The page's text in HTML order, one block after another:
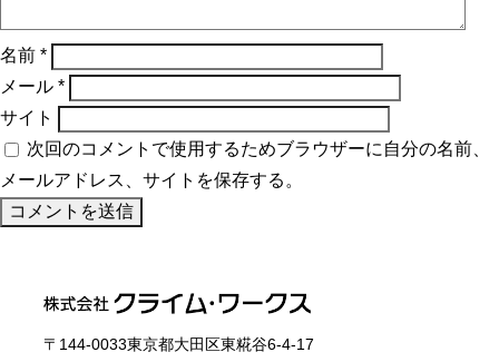
名前 *
メール *
サイト
次回のコメントで使用するためブラウザーに自分の名前、
メールアドレス、サイトを保存する。
〒144-0033東京都大田区東糀谷6-4-17